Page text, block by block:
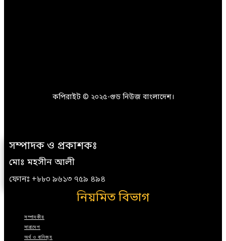
কপিরাইট © ২০২৫-গুড নিউজ বাংলাদেশ।
সম্পাদক ও প্রকাশকঃ
মোঃ মহসীন আলী
ফোনঃ +৮৮০ ৯৬১৩ ৭৫৯ ৪৯৪
নিয়মিত বিভাগ
সম্পাদকীয়
সারাদেশ
অর্থ ও বানিজ্য